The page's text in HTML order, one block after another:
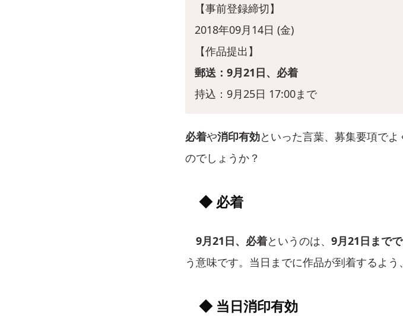
【事前登録締切】
2018年09月14日 (金)
【作品提出】
郵送：9月21日、必着
持込：9月25日 17:00まで
必着や消印有効といった言葉、募集要項で
のでしょうか？
◆ 必着
9月21日、必着というのは、 9月21日まで
う意味です。当日までに作品が到着するよう
◆ 当日消印有効